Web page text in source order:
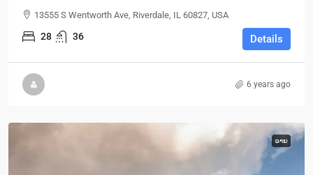
13555 S Wentworth Ave, Riverdale, IL 60827, USA
28 36 Details
6 years ago
ຂາຍ